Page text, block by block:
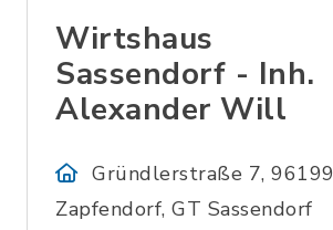
Wirtshaus
Sassendorf - Inh.
Alexander Will
Gründlerstraße 7, 96199
Zapfendorf, GT Sassendorf